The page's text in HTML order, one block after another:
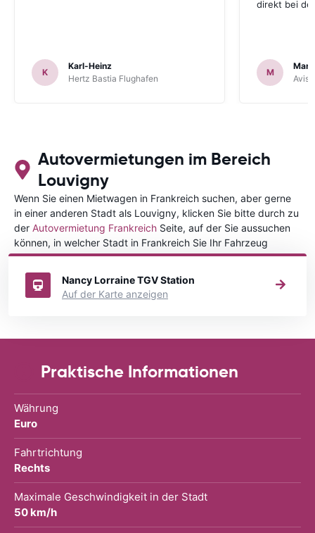
K
Karl-Heinz
Hertz Bastia Flughafen
direkt bei
M
Avis
Autovermietungen im Bereich
Louvigny
Wenn Sie einen Mietwagen in Frankreich suchen, aber gerne
in einer anderen Stadt als Louvigny, klicken Sie bitte durch zu
der Autovermietung Frankreich Seite, auf der Sie aussuchen
können, in welcher Stadt in Frankreich Sie Ihr Fahrzeug
mieten wollen.
Nancy Lorraine TGV Station
Auf der Karte anzeigen
Praktische Informationen
Währung
Euro
Fahrtrichtung
Rechts
Maximale Geschwindigkeit in der Stadt
50 km/h